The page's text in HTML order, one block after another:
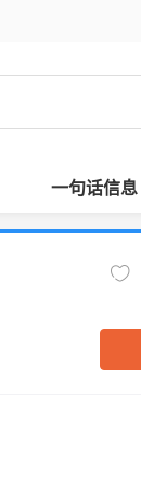
一句话信息